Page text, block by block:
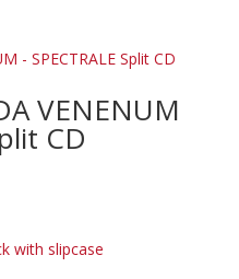
VENENUM
CD